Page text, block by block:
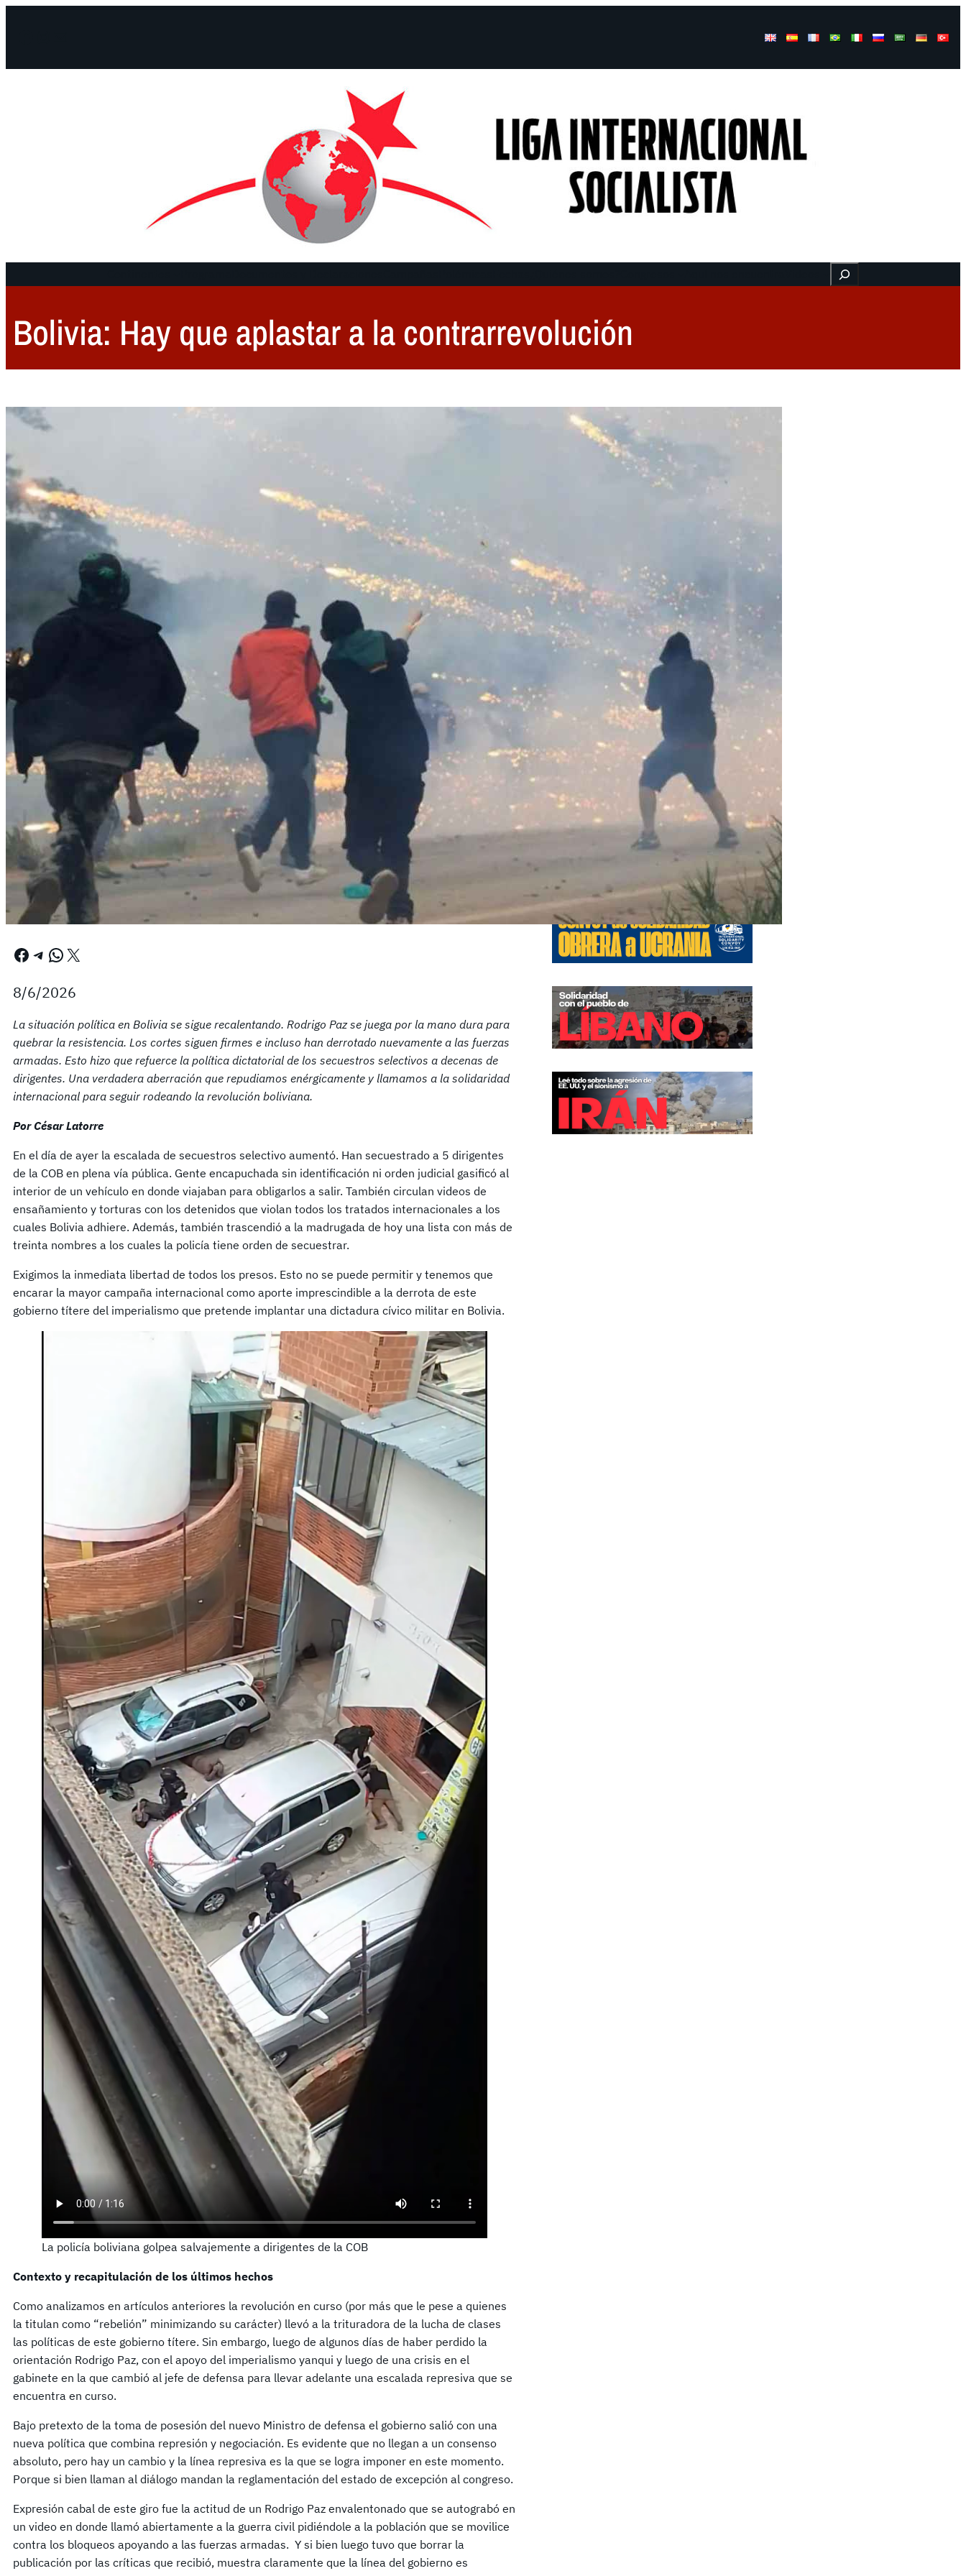
Buscar
Bolivia: Hay que aplastar a la contrarrevolución
Facebook Telegram WhatsApp X
8/6/2026
La situación política en Bolivia se sigue recalentando. Rodrigo Paz se juega por la mano dura para
quebrar la resistencia. Los cortes siguen firmes e incluso han derrotado nuevamente a las fuerzas
armadas. Esto hizo que refuerce la política dictatorial de los secuestros selectivos a decenas de
dirigentes. Una verdadera aberración que repudiamos enérgicamente y llamamos a la solidaridad
internacional para seguir rodeando la revolución boliviana.
Por César Latorre
En el día de ayer la escalada de secuestros selectivo aumentó. Han secuestrado a 5 dirigentes
de la COB en plena vía pública. Gente encapuchada sin identificación ni orden judicial gasificó al
interior de un vehículo en donde viajaban para obligarlos a salir. También circulan videos de
ensañamiento y torturas con los detenidos que violan todos los tratados internacionales a los
cuales Bolivia adhiere. Además, también trascendió a la madrugada de hoy una lista con más de
treinta nombres a los cuales la policía tiene orden de secuestrar.
Exigimos la inmediata libertad de todos los presos. Esto no se puede permitir y tenemos que
encarar la mayor campaña internacional como aporte imprescindible a la derrota de este
gobierno títere del imperialismo que pretende implantar una dictadura cívico militar en Bolivia.
La policía boliviana golpea salvajemente a dirigentes de la COB
Contexto y recapitulación de los últimos hechos
Como analizamos en artículos anteriores la revolución en curso (por más que le pese a quienes
la titulan como “rebelión” minimizando su carácter) llevó a la trituradora de la lucha de clases
las políticas de este gobierno títere. Sin embargo, luego de algunos días de haber perdido la
orientación Rodrigo Paz, con el apoyo del imperialismo yanqui y luego de una crisis en el
gabinete en la que cambió al jefe de defensa para llevar adelante una escalada represiva que se
encuentra en curso.
Bajo pretexto de la toma de posesión del nuevo Ministro de defensa el gobierno salió con una
nueva política que combina represión y negociación. Es evidente que no llegan a un consenso
absoluto, pero hay un cambio y la línea represiva es la que se logra imponer en este momento.
Porque si bien llaman al diálogo mandan la reglamentación del estado de excepción al congreso.
Expresión cabal de este giro fue la actitud de un Rodrigo Paz envalentonado que se autograbó en
un video en donde llamó abiertamente a la guerra civil pidiéndole a la población que se movilice
contra los bloqueos apoyando a las fuerzas armadas. Y si bien luego tuvo que borrar la
publicación por las críticas que recibió, muestra claramente que la línea del gobierno es
Ediciones anteriores